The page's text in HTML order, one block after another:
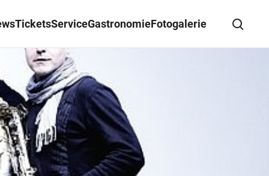
TicketsServiceGastronomieFotogalerie
Suche schließen